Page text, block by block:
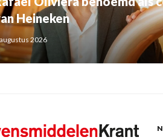
Heineken
2026